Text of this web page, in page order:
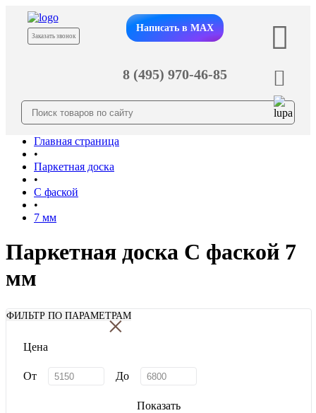
Заказать звонок
Написать в MAX
8 (495) 970-46-85
Главная страница
•
Паркетная доска
•
С фаской
•
7 мм
Паркетная доска С фаской 7
мм
ФИЛЬТР ПО ПАРАМЕТРАМ
×
Цена
От До
Показать